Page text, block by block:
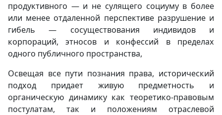
продуктивного — и не сулящего социуму в более
или менее отдаленной перспективе разрушение и
гибель — сосуществования индивидов и
корпораций, этносов и конфессий в пределах
одного публичного пространства,
Освещая все пути познания права, исторический
подход придает живую предметность и
органическую динамику как теоретико-правовым
постулатам, так и положениям отраслевой